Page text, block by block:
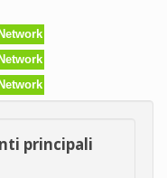
principali